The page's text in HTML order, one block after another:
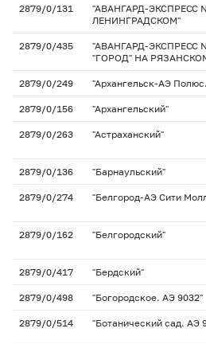
2879/0/131
"АВАНГАРД-ЭКСПРЕСС
ЛЕНИНГРАДСКОМ"
2879/0/435
"АВАНГАРД-ЭКСПРЕСС
"ГОРОД" НА
2879/0/249 "Архангельск-АЭ
2879/0/156 "Архангельский"
2879/0/263 "Астраханский"
2879/0/136 "Барнаульский"
2879/0/274 "Белгород-АЭ Сити
2879/0/162 "Белгородский"
2879/0/417 "Бердский"
2879/0/498 "Богородское. АЭ 9032"
2879/0/514 "Ботанический сад. АЭ